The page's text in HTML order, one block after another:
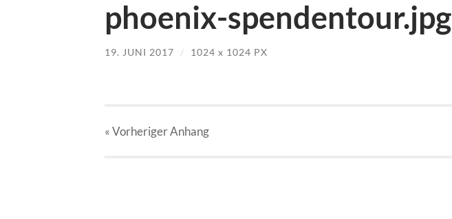
phoenix-spendentour.jpg
19. JUNI 2017 / 1024 x 1024 PX
« VorherigerAnhang